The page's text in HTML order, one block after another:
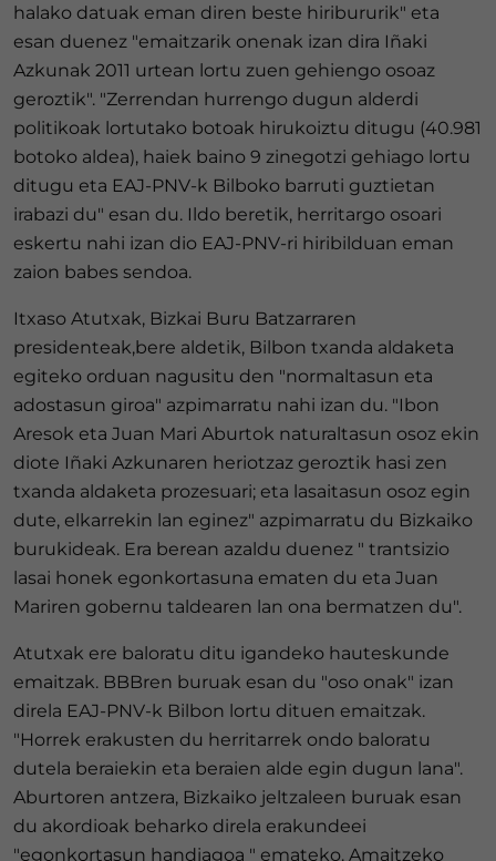
halako datuak eman diren beste hiribururik" eta
esan duenez "emaitzarik onenak izan dira Iñaki
Azkunak 2011 urtean lortu zuen gehiengo osoaz
geroztik". "Zerrendan hurrengo dugun alderdi
politikoak lortutako botoak hirukoiztu ditugu (40.981
botoko aldea), haiek baino 9 zinegotzi gehiago lortu
ditugu eta EAJ-PNV-k Bilboko barruti guztietan
irabazi du" esan du. Ildo beretik, herritargo osoari
eskertu nahi izan dio EAJ-PNV-ri hiribilduan eman
zaion babes sendoa.
Itxaso Atutxak, Bizkai Buru Batzarraren
presidenteak,bere aldetik, Bilbon txanda aldaketa
egiteko orduan nagusitu den "normaltasun eta
adostasun giroa" azpimarratu nahi izan du. "Ibon
Aresok eta Juan Mari Aburtok naturaltasun osoz ekin
diote Iñaki Azkunaren heriotzaz geroztik hasi zen
txanda aldaketa prozesuari; eta lasaitasun osoz egin
dute, elkarrekin lan eginez" azpimarratu du Bizkaiko
burukideak. Era berean azaldu duenez " trantsizio
lasai honek egonkortasuna ematen du eta Juan
Mariren gobernu taldearen lan ona bermatzen du".
Atutxak ere baloratu ditu igandeko hauteskunde
emaitzak. BBBren buruak esan du "oso onak" izan
direla EAJ-PNV-k Bilbon lortu dituen emaitzak.
"Horrek erakusten du herritarrek ondo baloratu
dutela beraiekin eta beraien alde egin dugun lana".
Aburtoren antzera, Bizkaiko jeltzaleen buruak esan
du akordioak beharko direla erakundeei
"egonkortasun handiagoa " emateko. Amaitzeko